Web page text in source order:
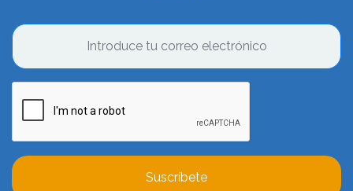
Suscríbete